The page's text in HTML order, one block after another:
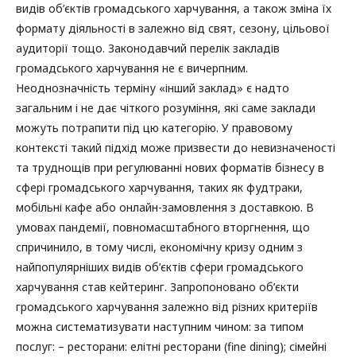
видів об’єктів громадського харчування, а також зміна їх
формату діяльності в залежно від свят, сезону, цільової
аудиторії тощо. Законодавчий перелік закладів
громадського харчування не є вичерпним.
Неоднозначність терміну «інший заклад» є надто
загальним і не дає чіткого розуміння, які саме заклади
можуть потрапити під цю категорію. У правовому
контексті такий підхід може призвести до невизначеності
та труднощів при регулюванні нових форматів бізнесу в
сфері громадського харчування, таких як фудтраки,
мобільні кафе або онлайн-замовлення з доставкою. В
умовах пандемії, повномасштабного вторгнення, що
спричинило, в тому числі, економічну кризу одним з
найпопулярніших видів об’єктів сфери громадського
харчування став кейтеринг. Запропоновано об’єкти
громадського харчування залежно від різних критеріїв
можна систематизувати наступним чином: за типом
послуг: – ресторани: елітні ресторани (fine dining); сімейні